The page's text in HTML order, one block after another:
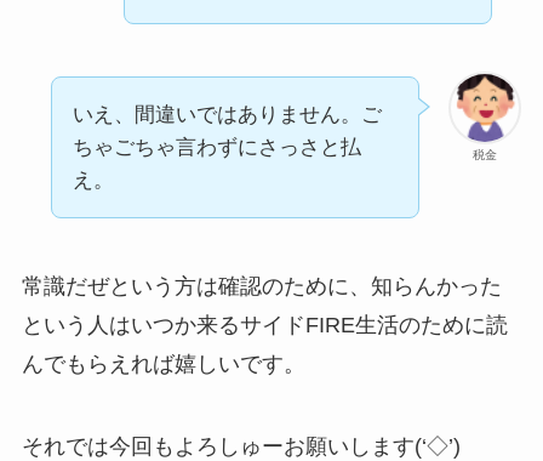
税金
いえ、間違いではありません。ご
ちゃごちゃ言わずにさっさと払
え。
常識だぜという方は確認のために、知らんかった
という人はいつか来るサイドFIRE生活のために読
んでもらえれば嬉しいです。
それでは今回もよろしゅーお願いします(‘◇’)ゞ